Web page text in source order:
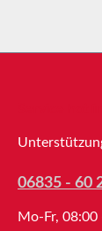
06835 - 60
Mo-Fr,